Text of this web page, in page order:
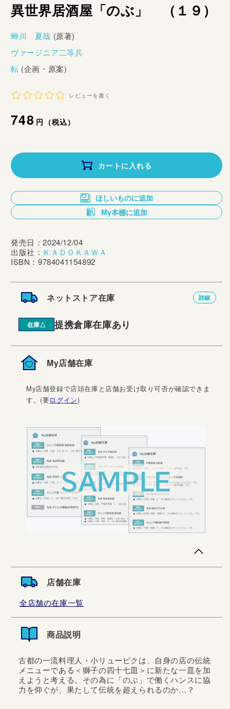
異世界居酒屋「のぶ」 （１９）
蝉川 夏哉 (原著)
ヴァージニア二等兵
転 (企画・原案)
レビューを書く
通
価
格
748円（税込）
カートに入れる
ほしいものに追加
My本棚に追加
発売日：2024/12/04
出版社： ＫＡＤＯＫＡＷＡ
ISBN：9784041154892
ネットストア在庫 詳細
在庫△ 提携倉庫在庫あり
My店舗在庫
My店舗登録で店頭在庫と店舗お受け取り可否が確認できま
す。(要ログイン)
店舗在庫
全店舗の在庫一覧
商品説明
古都の一流料理人・小リュービクは、自身の店の伝統
メニューである＜獅子の四十七皿＞に新たな一皿を加
えようと考える。その為に「のぶ」で働くハンスに協
力を仰ぐが、果たして伝統を超えられるのか…？